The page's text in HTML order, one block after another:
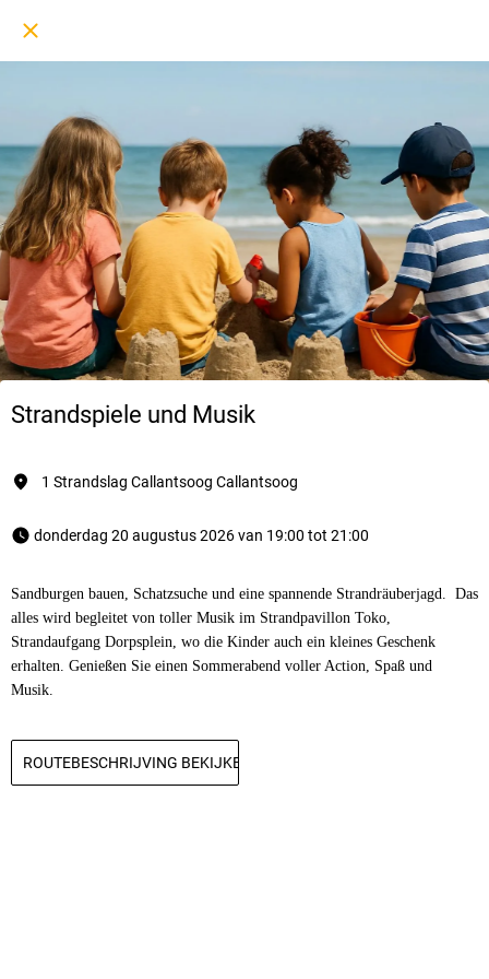
Strandspiele und Musik
1 Strandslag Callantsoog Callantsoog
donderdag 20 augustus 2026 van 19:00 tot 21:00
Sandburgen bauen, Schatzsuche und eine spannende Strandräuberjagd. Das
alles wird begleitet von toller Musik im Strandpavillon Toko,
Strandaufgang Dorpsplein, wo die Kinder auch ein kleines Geschenk
erhalten. Genießen Sie einen Sommerabend voller Action, Spaß und
Musik.
ROUTEBESCHRIJVING BEKIJKEN